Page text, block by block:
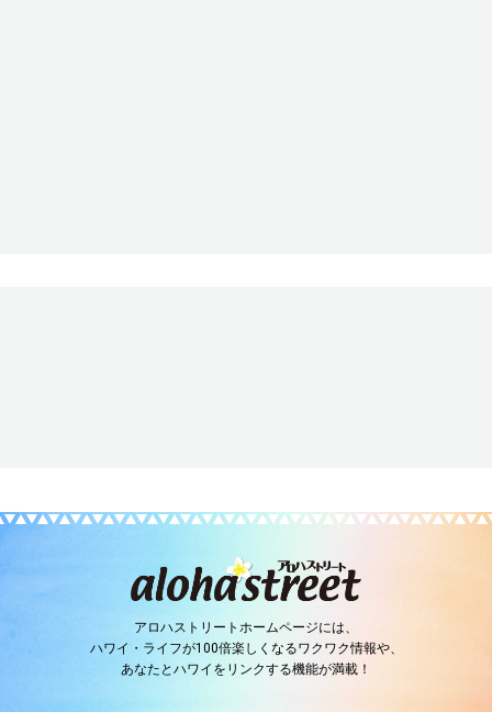
アロハストリートホームページには、
ハワイ・ライフが100倍楽しくなるワクワク情報や、
あなたとハワイをリンクする機能が満載！